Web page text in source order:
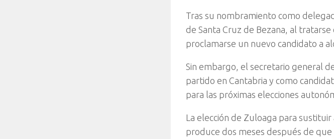
Tras su nombramiento como
de Santa Cruz de Bezana, al
proclamarse un nuevo candidato a
Sin embargo, el secretario general
partido en Cantabria y como
para las próximas elecciones
La elección de Zuloaga para
produce dos meses después de